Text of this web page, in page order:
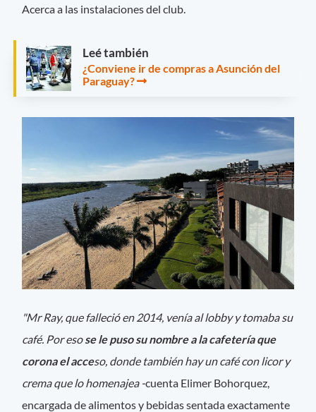
Acerca a las instalaciones del club.
Leé también
¿Conviene ir de compras a Asunción del
Paraguay?
"Mr Ray, que falleció en 2014, venía al lobby y tomaba su
café. Por esose le puso su nombre a la cafetería que
corona el acceso, donde también hay un café con licor y
crema que lo homenajea -cuenta Elimer Bohorquez,
encargada de alimentos y bebidas sentada exactamente